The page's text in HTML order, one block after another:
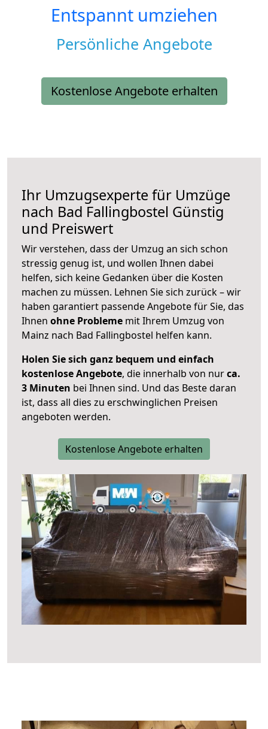
Entspannt umziehen
Persönliche Angebote
Kostenlose Angebote erhalten
Ihr Umzugsexperte für Umzüge
nach Bad Fallingbostel Günstig
und Preiswert
Wir verstehen, dass der Umzug an sich schon
stressig genug ist, und wollen Ihnen dabei
helfen, sich keine Gedanken über die Kosten
machen zu müssen. Lehnen Sie sich zurück – wir
haben garantiert passende Angebote für Sie, das
Ihnen ohne Probleme mit Ihrem Umzug von
Mainz nach Bad Fallingbostel helfen kann.
Holen Sie sich ganz bequem und einfach
kostenlose Angebote, die innerhalb von nurca.
3 Minuten bei Ihnen sind. Und das Beste daran
ist, dass all dies zu erschwinglichen Preisen
angeboten werden.
Kostenlose Angebote erhalten